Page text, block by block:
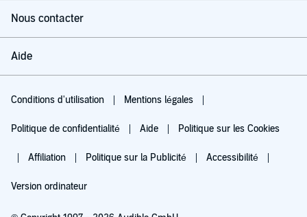
Nous contacter
Aide
Conditions d'utilisation Mentions légales
Politique de confidentialité Aide Politique sur les Cookies
Affiliation Politique sur la Publicité Accessibilité
Version ordinateur